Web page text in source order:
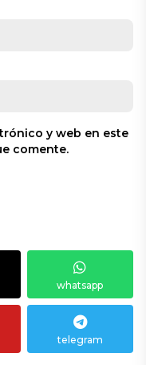
y web en este
comente.
whatsapp
telegram